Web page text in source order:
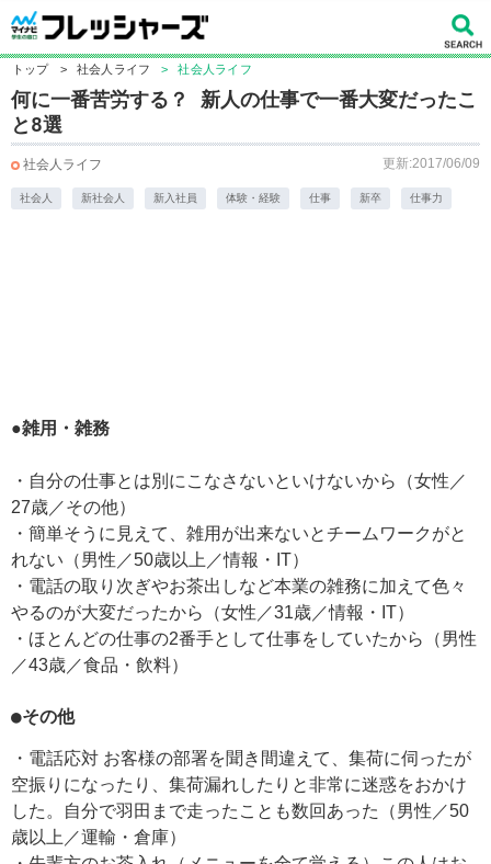
トップ > 社会人ライフ > 社会人ライフ
何に一番苦労する？ 新人の仕事で一番大変だったこ
と8選
社会人ライフ 更新:2017/06/09
社会人 新社会人 新入社員 体験・経験 仕事 新卒 仕事力
●雑用・雑務
・自分の仕事とは別にこなさないといけないから（女性／
27歳／その他）
・簡単そうに見えて、雑用が出来ないとチームワークがと
れない（男性／50歳以上／情報・IT）
・電話の取り次ぎやお茶出しなど本業の雑務に加えて色々
やるのが大変だったから（女性／31歳／情報・IT）
・ほとんどの仕事の2番手として仕事をしていたから（男性
／43歳／食品・飲料）
●その他
・電話応対 お客様の部署を聞き間違えて、集荷に伺ったが
空振りになったり、集荷漏れしたりと非常に迷惑をおかけ
した。自分で羽田まで走ったことも数回あった（男性／50
歳以上／運輸・倉庫）